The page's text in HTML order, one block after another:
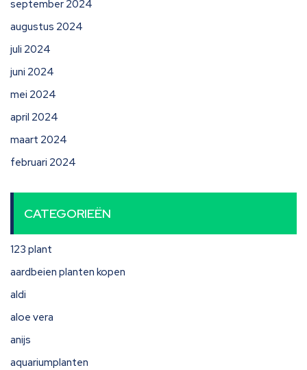
september 2024
augustus 2024
juli 2024
juni 2024
mei 2024
april 2024
maart 2024
februari 2024
CATEGORIEËN
123 plant
aardbeien planten kopen
aldi
aloe vera
anijs
aquariumplanten